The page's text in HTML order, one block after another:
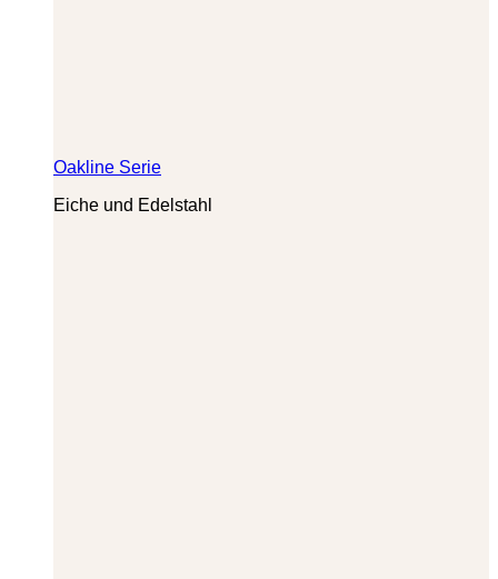
Oakline Serie
Eiche und Edelstahl